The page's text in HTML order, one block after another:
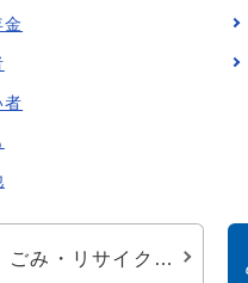
金
者
ごみ・リサイクル・清掃